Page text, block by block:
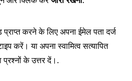
करने के लिए अपना ईमेल पता दर्ज
करें। या अपना स्वामित्व सत्यापित
के उत्तर दें।.